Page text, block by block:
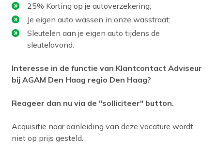
25% Korting op je autoverzekering;
Je eigen auto wassen in onze wasstraat;
Sleutelen aan je eigen auto tijdens de
sleutelavond.
Interesse in de functie van Klantcontact Adviseur
bij AGAM Den Haag regio Den Haag?
Reageer dan nu via de "solliciteer" button.
Acquisitie naar aanleiding van deze vacature wordt
niet op prijs gesteld.